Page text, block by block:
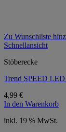
Zu Wunschliste
Schnellansicht
Stöberecke
Trend SPEED
4,99 €
In den Warenkorb
inkl. 19 % MwSt.